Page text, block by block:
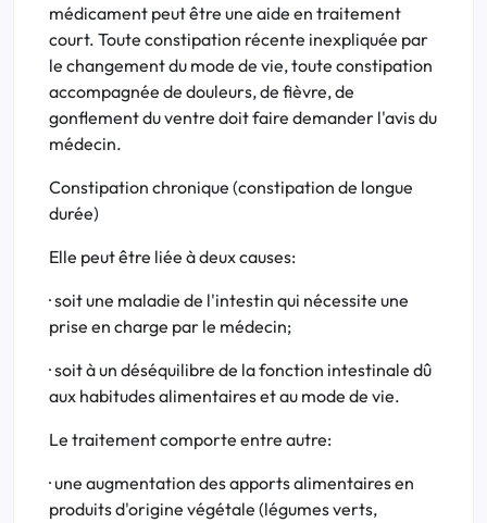
médicament peut être une aide en traitement
court. Toute constipation récente inexpliquée par
le changement du mode de vie, toute constipation
accompagnée de douleurs, de fièvre, de
gonflement du ventre doit faire demander l'avis du
médecin.
Constipation chronique (constipation de longue
durée)
Elle peut être liée à deux causes:
· soit une maladie de l'intestin qui nécessite une
prise en charge par le médecin;
· soit à un déséquilibre de la fonction intestinale dû
aux habitudes alimentaires et au mode de vie.
Le traitement comporte entre autre:
· une augmentation des apports alimentaires en
produits d'origine végétale (légumes verts,